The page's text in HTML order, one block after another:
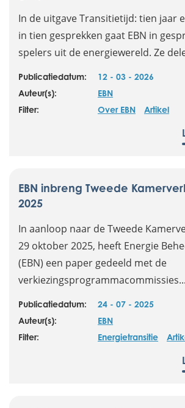
In de uitgave Transitietijd: tien jaar
in tien gesprekken gaat EBN in
spelers uit de energiewereld. Ze
Publicatiedatum:
12 - 03 - 2026
Auteur(s):
EBN
Filter:
Over EBN Artikel
EBN inbreng Tweede
2025
In aanloop naar de Tweede
29 oktober 2025, heeft Energie
(EBN) een paper gedeeld met de
verkiezingsprogrammacommissies...
Publicatiedatum:
24 - 07 - 2025
Auteur(s):
EBN
Filter:
Energietransitie